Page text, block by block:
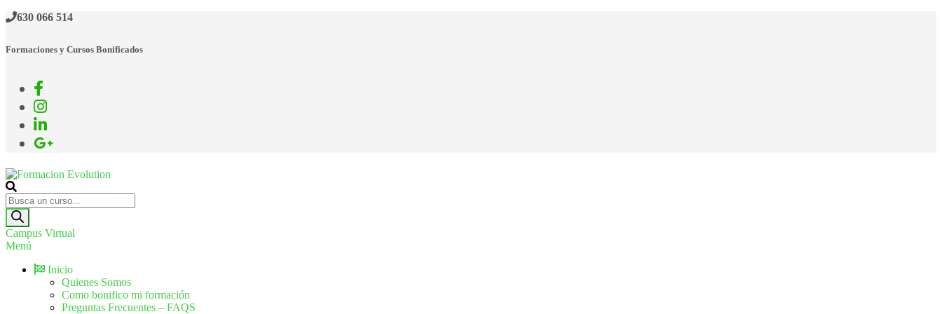
630 066 514
Formaciones y Cursos Bonificados
Formacion Evolution
Cursos de formación continua
Campus Virtual
Menú
Inicio
Quienes Somos
Como bonifico mi formación
Preguntas Frecuentes – FAQS